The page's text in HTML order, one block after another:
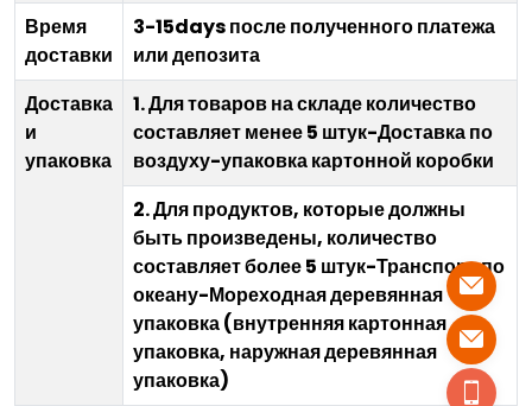
Время
доставки
3-15days после полученного платежа
или депозита
Доставка
и
упаковка
1. Для товаров на складе количество
составляет менее 5 штук-Доставка по
воздуху-упаковка картонной коробки
2. Для продуктов, которые должны
быть произведены, количество
составляет более 5 штук-Транспорт по
океану-Мореходная деревянная
упаковка (внутренняя картонная
упаковка, наружная деревянная
упаковка)